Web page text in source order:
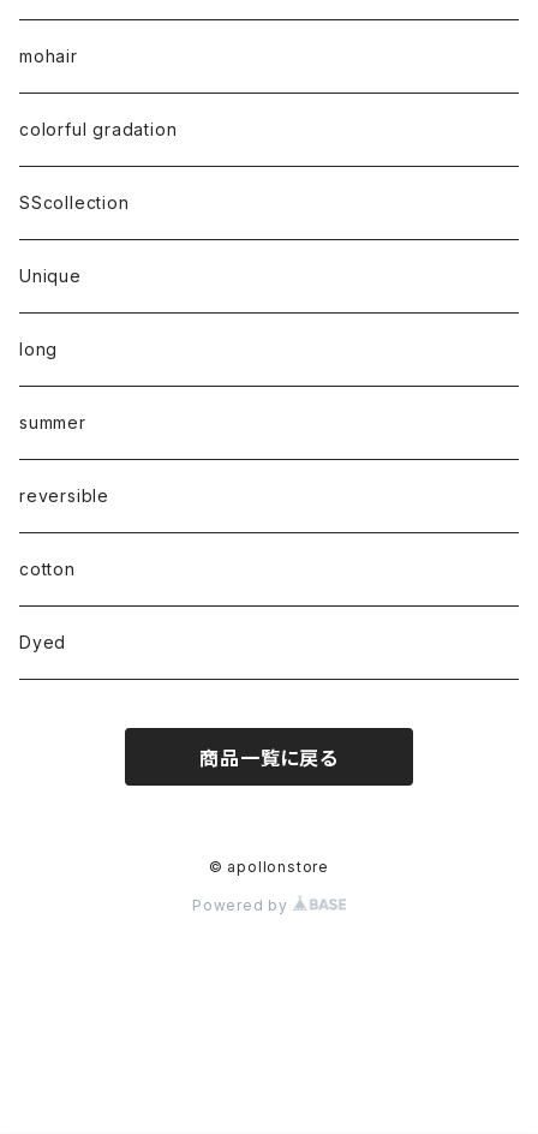
mohair
colorful gradation
SScollection
Unique
long
summer
reversible
cotton
Dyed
商品一覧に戻る
© apollonstore
Powered by